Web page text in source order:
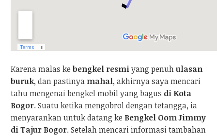
Karena malas kebengkel resmiyang penuhulasan
buruk, dan pastinya mahal, akhirnya saya mencari
tahu mengenai bengkel mobil yang bagus di Kota
Bogor. Suatu ketika mengobrol dengan tetangga, ia
menyarankan untuk datang ke Bengkel Oom Jimmy
di Tajur Bogor. Setelah mencari informasi tambahan